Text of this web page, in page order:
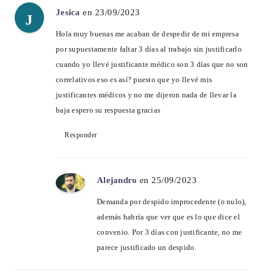
J Jesica en 23/09/2023
Hola muy buenas me acaban de despedir de mi empresa
por supuestamente faltar 3 días al trabajo sin justificarlo
cuando yo llevé justificante médico son 3 días que no son
correlativos eso es así? puesto que yo llevé mis
justificantes médicos y no me dijeron nada de llevar la
baja espero su respuesta gracias
Responder
Alejandro en 25/09/2023
Demanda por despido improcedente (o nulo),
además habría que ver que es lo que dice el
convenio. Por 3 días con justificante, no me
parece justificado un despido.